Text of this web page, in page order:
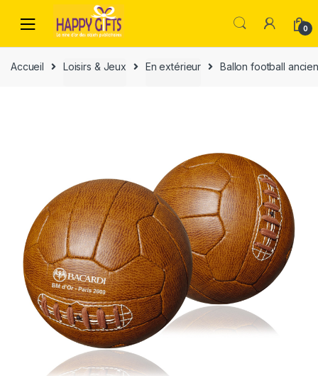
0
Accueil Loisirs & Jeux En extérieur Ballon football ancien